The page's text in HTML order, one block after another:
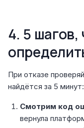
4. 5
При отказе
найдётся за 5 минут:
Смотрим код
вернула